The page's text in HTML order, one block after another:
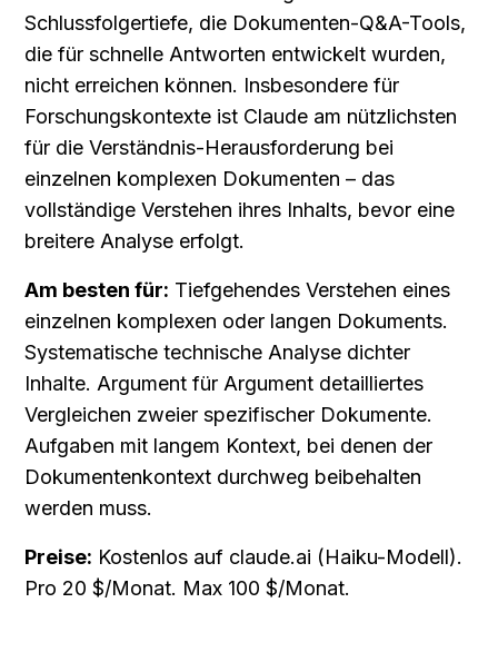
Schlussfolgertiefe, die Dokumenten-Q&A-Tools,
die für schnelle Antworten entwickelt wurden,
nicht erreichen können. Insbesondere für
Forschungskontexte ist Claude am nützlichsten
für die Verständnis-Herausforderung bei
einzelnen komplexen Dokumenten – das
vollständige Verstehen ihres Inhalts, bevor eine
breitere Analyse erfolgt.
Am besten für: Tiefgehendes Verstehen eines
einzelnen komplexen oder langen Dokuments.
Systematische technische Analyse dichter
Inhalte. Argument für Argument detailliertes
Vergleichen zweier spezifischer Dokumente.
Aufgaben mit langem Kontext, bei denen der
Dokumentenkontext durchweg beibehalten
werden muss.
Preise: Kostenlos auf claude.ai (Haiku-Modell).
Pro 20 $/Monat. Max 100 $/Monat.